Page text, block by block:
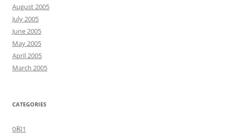
August 2005
July 2005
June 2005
May 2005
April 2005
March 2005
CATEGORIES
0和1